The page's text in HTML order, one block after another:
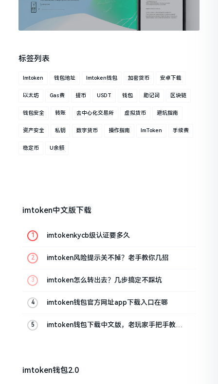
标签列表
Imtoken 钱包地址 Imtoken钱包 加密货币 安卓下载
以太坊 Gas费 提币 USDT 钱包 助记词 区块链
钱包安全 转账 去中心化交易所 虚拟货币 避坑指南
资产安全 私钥 数字货币 操作指南 ImToken 手续费
稳定币 U余额
imtoken中文版下载
imtokenkycb级认证要多久
imtoken风险提示关不掉？老手教你几招
imtoken怎么转出去？几步搞定不踩坑
imtoken钱包官方网址app下载入口在哪
imtoken钱包下载中文版，老玩家手把手教你
imtoken钱包2.0